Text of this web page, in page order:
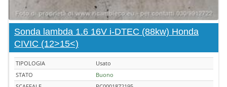
Sonda lambda 1.6 16V i-DTEC (88kw) Honda
CIVIC (12>15<)
TIPOLOGIA
Usato
STATO
Buono